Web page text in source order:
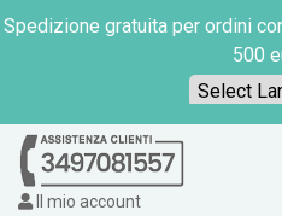
Spedizione gratuita per ordini
500
Il mio account